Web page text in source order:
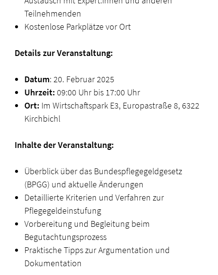
Teilnehmenden
Kostenlose Parkplätze vor Ort
Details zur Veranstaltung:
Datum: 20. Februar 2025
Uhrzeit: 09:00 Uhr bis 17:00 Uhr
Ort: Im Wirtschaftspark E3, Europastraße 8, 6322
Kirchbichl
Inhalte der Veranstaltung:
Überblick über das Bundespflegegeldgesetz
(BPGG) und aktuelle Änderungen
Detaillierte Kriterien und Verfahren zur
Pflegegeldeinstufung
Vorbereitung und Begleitung beim
Begutachtungsprozess
Praktische Tipps zur Argumentation und
Dokumentation